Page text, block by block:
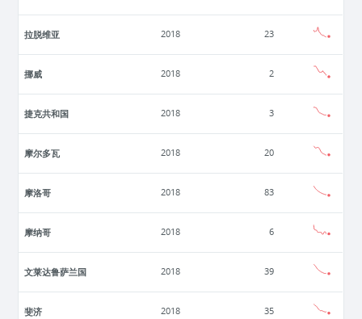
拉脱维亚 2018 23
挪威 2018 2
捷克共和国 2018 3
摩尔多瓦 2018 20
摩洛哥 2018 83
摩纳哥 2018 6
文莱达鲁萨兰国 2018 39
斐济 2018 35